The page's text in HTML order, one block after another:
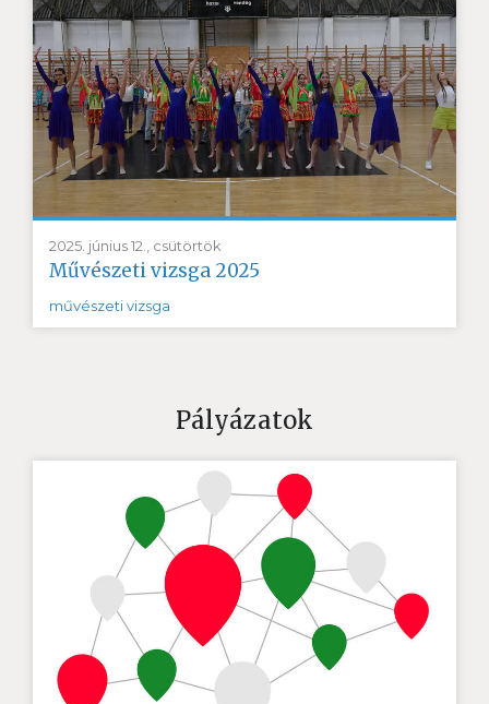
2025. június 12., csütörtök
Művészeti vizsga 2025
művészeti vizsga
Pályázatok